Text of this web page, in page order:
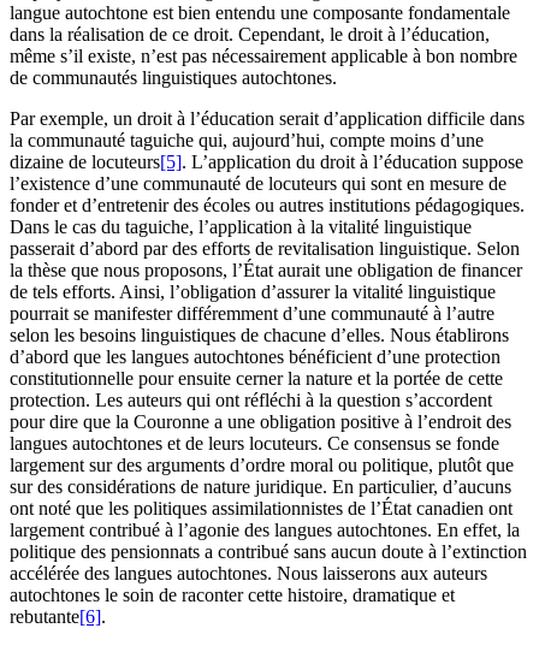
langue autochtone est bien entendu une composante fondamentale
dans la réalisation de ce droit. Cependant, le droit à l’éducation,
même s’il existe, n’est pas nécessairement applicable à bon nombre
de communautés linguistiques autochtones.
Par exemple, un droit à l’éducation serait d’application difficile dans
la communauté taguiche qui, aujourd’hui, compte moins d’une
dizaine de locuteurs[5]. L’application du droit à l’éducation suppose
l’existence d’une communauté de locuteurs qui sont en mesure de
fonder et d’entretenir des écoles ou autres institutions pédagogiques.
Dans le cas du taguiche, l’application à la vitalité linguistique
passerait d’abord par des efforts de revitalisation linguistique. Selon
la thèse que nous proposons, l’État aurait une obligation de financer
de tels efforts. Ainsi, l’obligation d’assurer la vitalité linguistique
pourrait se manifester différemment d’une communauté à l’autre
selon les besoins linguistiques de chacune d’elles. Nous établirons
d’abord que les langues autochtones bénéficient d’une protection
constitutionnelle pour ensuite cerner la nature et la portée de cette
protection. Les auteurs qui ont réfléchi à la question s’accordent
pour dire que la Couronne a une obligation positive à l’endroit des
langues autochtones et de leurs locuteurs. Ce consensus se fonde
largement sur des arguments d’ordre moral ou politique, plutôt que
sur des considérations de nature juridique. En particulier, d’aucuns
ont noté que les politiques assimilationnistes de l’État canadien ont
largement contribué à l’agonie des langues autochtones. En effet, la
politique des pensionnats a contribué sans aucun doute à l’extinction
accélérée des langues autochtones. Nous laisserons aux auteurs
autochtones le soin de raconter cette histoire, dramatique et
rebutante[6].